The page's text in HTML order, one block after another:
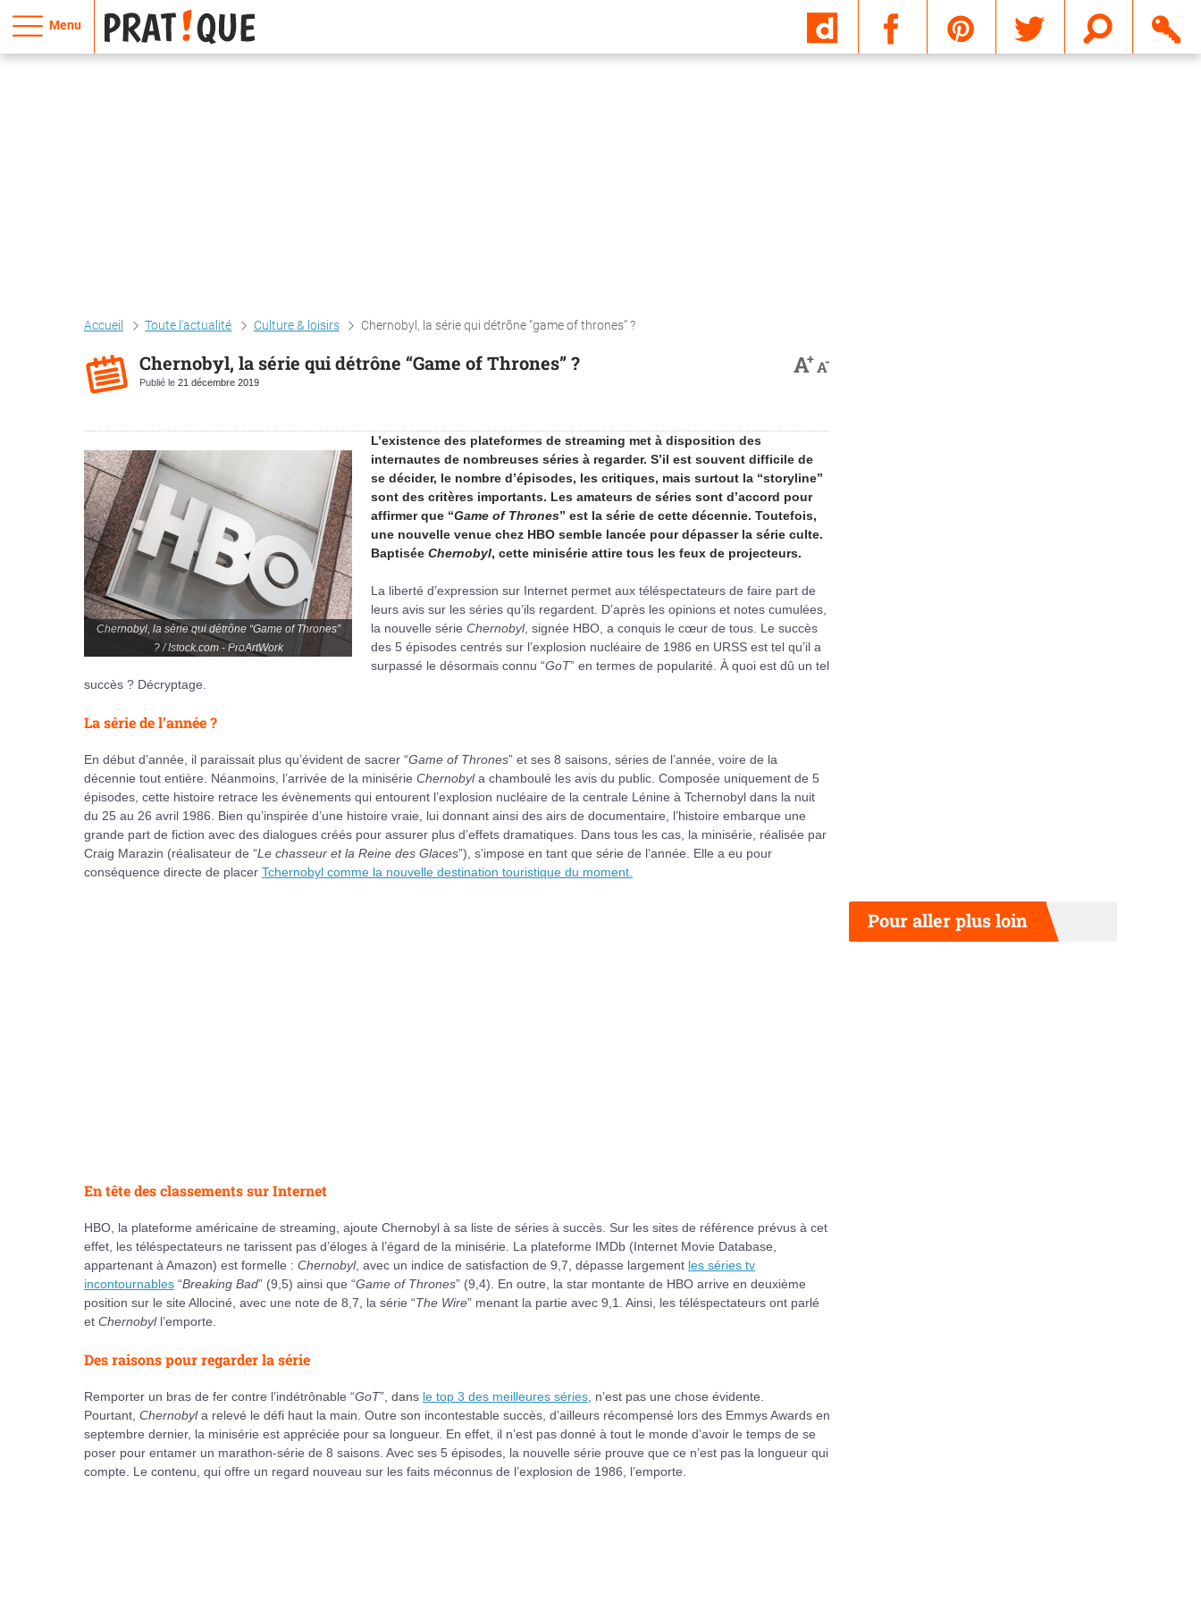
Menu
Accueil Toute l'actualité Culture & loisirs Chernobyl, la série qui détrône “game of thrones” ?
Chernobyl, la série qui détrône “Game of Thrones” ?
Publié le 21 décembre 2019
A+A-
Chernobyl, la série qui détrône “Game of Thrones”
? / Istock.com - ProArtWork
L’existence des plateformes de streaming met à disposition des
internautes de nombreuses séries à regarder. S’il est souvent difficile de
se décider, le nombre d’épisodes, les critiques, mais surtout la “storyline”
sont des critères importants. Les amateurs de séries sont d’accord pour
affirmer que “Game of Thrones” est la série de cette décennie. Toutefois,
une nouvelle venue chez HBO semble lancée pour dépasser la série culte.
Baptisée Chernobyl, cette minisérie attire tous les feux de projecteurs.
La liberté d’expression sur Internet permet aux téléspectateurs de faire part de
leurs avis sur les séries qu’ils regardent. D’après les opinions et notes cumulées,
la nouvelle série Chernobyl, signée HBO, a conquis le cœur de tous. Le succès
des 5 épisodes centrés sur l’explosion nucléaire de 1986 en URSS est tel qu’il a
surpassé le désormais connu “GoT” en termes de popularité. À quoi est dû un tel
succès ? Décryptage.
La série de l’année ?
En début d’année, il paraissait plus qu’évident de sacrer “Game of Thrones” et ses 8 saisons, séries de l’année, voire de la
décennie tout entière. Néanmoins, l’arrivée de la minisérie Chernobyla chamboulé les avis du public. Composée uniquement de 5
épisodes, cette histoire retrace les évènements qui entourent l’explosion nucléaire de la centrale Lénine à Tchernobyl dans la nuit
du 25 au 26 avril 1986. Bien qu’inspirée d’une histoire vraie, lui donnant ainsi des airs de documentaire, l’histoire embarque une
grande part de fiction avec des dialogues créés pour assurer plus d’effets dramatiques. Dans tous les cas, la minisérie, réalisée par
Craig Marazin (réalisateur de “Le chasseur et la Reine des Glaces”), s’impose en tant que série de l’année. Elle a eu pour
conséquence directe de placer Tchernobyl comme la nouvelle destination touristique du moment.
En tête des classements sur Internet
HBO, la plateforme américaine de streaming, ajoute Chernobyl à sa liste de séries à succès. Sur les sites de référence prévus à cet
effet, les téléspectateurs ne tarissent pas d’éloges à l’égard de la minisérie. La plateforme IMDb (Internet Movie Database,
appartenant à Amazon) est formelle : Chernobyl, avec un indice de satisfaction de 9,7, dépasse largement les séries tv
incontournables “Breaking Bad” (9,5) ainsi que “Game of Thrones” (9,4). En outre, la star montante de HBO arrive en deuxième
position sur le site Allociné, avec une note de 8,7, la série “The Wire” menant la partie avec 9,1. Ainsi, les téléspectateurs ont parlé
et Chernobyll’emporte.
Des raisons pour regarder la série
Remporter un bras de fer contre l’indétrônable “GoT”, dans le top 3 des meilleures séries , n’est pas une chose évidente.
Pourtant, Chernobyla relevé le défi haut la main. Outre son incontestable succès, d’ailleurs récompensé lors des Emmys Awards en
septembre dernier, la minisérie est appréciée pour sa longueur. En effet, il n’est pas donné à tout le monde d’avoir le temps de se
poser pour entamer un marathon-série de 8 saisons. Avec ses 5 épisodes, la nouvelle série prouve que ce n’est pas la longueur qui
compte. Le contenu, qui offre un regard nouveau sur les faits méconnus de l’explosion de 1986, l’emporte.
Pour aller plus loin